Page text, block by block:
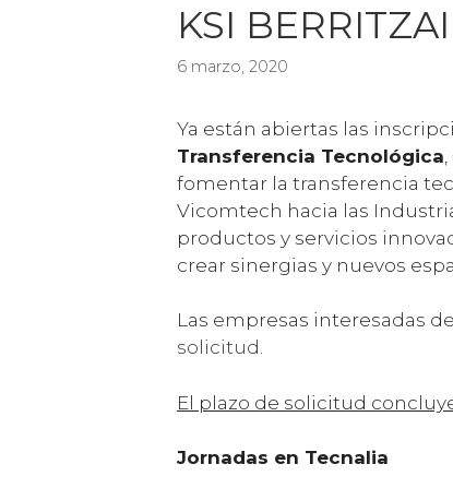
KSI
6 marzo, 2020
Ya están abiertas las
Transferencia Tecnológica
fomentar la transferencia
Vicomtech hacia las
productos y servicios
crear sinergias y nuevos
Las empresas interesadas
solicitud.
El plazo de solicitud
Jornadas en Tecnalia